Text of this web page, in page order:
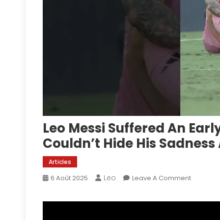
Leo Messi Suffered An
Couldn’t Hide His
Articles
6 Août 2025 Leo Leave A CommentOn
Messi